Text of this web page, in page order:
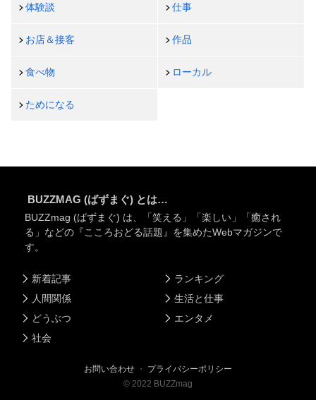
体験談 仕事
お店＆接客 作品
食べ物 ローカル
ためになる
BUZZMAG (ばずまぐ) とは…
BUZZmag (ばずまぐ) は、「笑える」「楽しい」「癒され
る」などの『こころおどる話題』を集めたWebマガジンで
す。
新着記事
人間関係
どうぶつ
社会
ランキング
生活と仕事
エンタメ
お問い合わせ ・ プライバシーポリシー
© 2022 BUZZmag